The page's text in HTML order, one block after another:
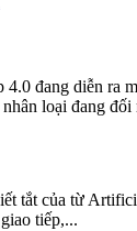
đang diễn ra
loại đang
tắt của từ
tiếp,...